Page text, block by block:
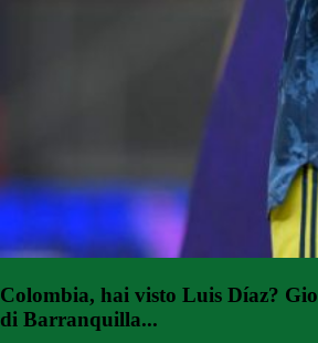
Colombia, hai visto Luis Díaz?
di Barranquilla...